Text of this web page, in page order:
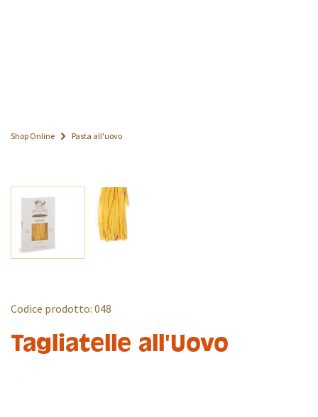
Shop Online Pasta all'uovo
Codice prodotto: 048
Tagliatelle all'Uovo